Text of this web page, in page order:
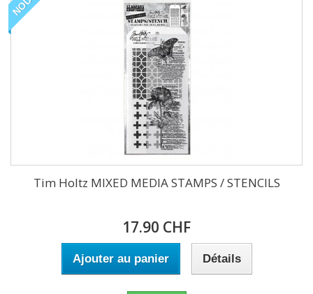
Tim Holtz MIXED MEDIA STAMPS / STENCILS
17.90 CHF
Ajouter au panier Détails